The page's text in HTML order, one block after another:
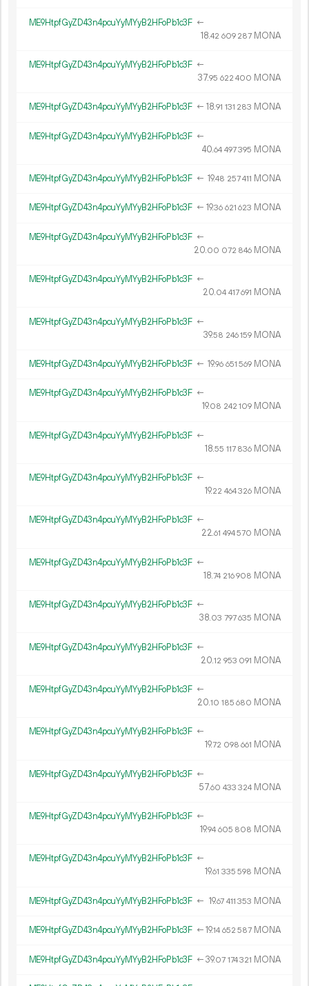
ME9HtpfGyZD43n4pcuYyMYyB2HFoPb1c3F ←
18.42 609 287 MONA
ME9HtpfGyZD43n4pcuYyMYyB2HFoPb1c3F ←
37.95 622 400 MONA
ME9HtpfGyZD43n4pcuYyMYyB2HFoPb1c3F ← 18.91 131 283 MONA
ME9HtpfGyZD43n4pcuYyMYyB2HFoPb1c3F ←
40.64 497395 MONA
ME9HtpfGyZD43n4pcuYyMYyB2HFoPb1c3F ← 19.48 257411 MONA
ME9HtpfGyZD43n4pcuYyMYyB2HFoPb1c3F ← 19.36 621 623 MONA
ME9HtpfGyZD43n4pcuYyMYyB2HFoPb1c3F ←
20.00 072 846 MONA
ME9HtpfGyZD43n4pcuYyMYyB2HFoPb1c3F ←
20.04 417691 MONA
ME9HtpfGyZD43n4pcuYyMYyB2HFoPb1c3F ←
39.58 246159 MONA
ME9HtpfGyZD43n4pcuYyMYyB2HFoPb1c3F ← 19.96 651 569 MONA
ME9HtpfGyZD43n4pcuYyMYyB2HFoPb1c3F ←
19.08 242 109 MONA
ME9HtpfGyZD43n4pcuYyMYyB2HFoPb1c3F ←
18.55 117 836 MONA
ME9HtpfGyZD43n4pcuYyMYyB2HFoPb1c3F ←
19.22 464326 MONA
ME9HtpfGyZD43n4pcuYyMYyB2HFoPb1c3F ←
22.61 494570 MONA
ME9HtpfGyZD43n4pcuYyMYyB2HFoPb1c3F ←
18.74 216908 MONA
ME9HtpfGyZD43n4pcuYyMYyB2HFoPb1c3F ←
38.03 797635 MONA
ME9HtpfGyZD43n4pcuYyMYyB2HFoPb1c3F ←
20.12 953 091 MONA
ME9HtpfGyZD43n4pcuYyMYyB2HFoPb1c3F ←
20.10 185 680 MONA
ME9HtpfGyZD43n4pcuYyMYyB2HFoPb1c3F ←
19.72 098 661 MONA
ME9HtpfGyZD43n4pcuYyMYyB2HFoPb1c3F ←
57.60 433 324 MONA
ME9HtpfGyZD43n4pcuYyMYyB2HFoPb1c3F ←
19.94 605 808 MONA
ME9HtpfGyZD43n4pcuYyMYyB2HFoPb1c3F ←
19.61 335 598 MONA
ME9HtpfGyZD43n4pcuYyMYyB2HFoPb1c3F ← 19.67 411 353 MONA
ME9HtpfGyZD43n4pcuYyMYyB2HFoPb1c3F ←19.14 652 587 MONA
ME9HtpfGyZD43n4pcuYyMYyB2HFoPb1c3F ←39.07 174321 MONA